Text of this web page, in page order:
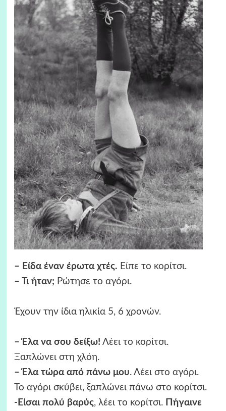
– Είδα έναν έρωτα χτές. Είπε το κορίτσι.
– Τι ήταν; Ρώτησε το αγόρι.
Έχουν την ίδια ηλικία 5, 6 χρονών.
– Έλα να σου δείξω! Λέει το κορίτσι.
Ξαπλώνει στη χλόη.
– Έλα τώρα από πάνω μου. Λέει στο αγόρι.
Το αγόρι σκύβει, ξαπλώνει πάνω στο κορίτσι.
-Είσαι πολύ βαρύς, λέει το κορίτσι.Πήγαινε